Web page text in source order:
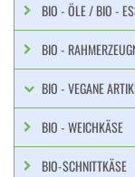
BIO - ÖLE / BIO -
BIO -
BIO - VEGANE
BIO - WEICHKÄSE
BIO-SCHNITTKÄSE